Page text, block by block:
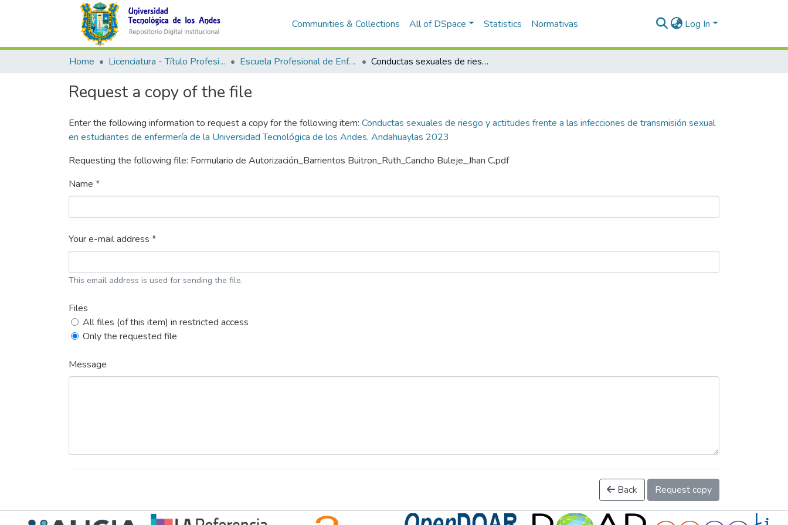
Communities & Collections All of DSpace Statistics Normativas Log In
Home Licenciatura - Título Profesional Escuela Profesional de Enfermería Conductas sexuales de riesgo y actitudes frente a las infecciones de transmisión sexual en estudiantes de enfermería de la Universidad Tecnológica de los Andes, Andahuaylas 2023
Request a copy of the file
Enter the following information to request a copy for the following item: Conductas sexuales de riesgo y actitudes frente a las infecciones de transmisión sexual
en estudiantes de enfermería de la Universidad Tecnológica de los Andes, Andahuaylas 2023
Requesting the following file: Formulario de Autorización_Barrientos Buitron_Ruth_Cancho Buleje_Jhan C.pdf
Name *
Your e-mail address *
This email address is used for sending the file.
Files
All files (of this item) in restricted access
Only the requested file
Message
Back Request copy